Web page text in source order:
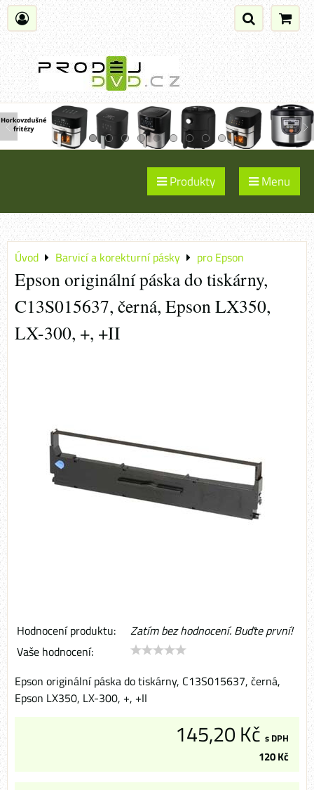
Produkty Menu
Úvod Barvicí a korekturní pásky pro Epson
Epson originální páska do tiskárny,
C13S015637, černá, Epson LX350,
LX-300, +, +II
Hodnocení produktu:
Zatím bez hodnocení. Buďte první!
Vaše hodnocení:
Epson originální páska do tiskárny, C13S015637, černá,
Epson LX350, LX-300, +, +II
145,20 Kč s DPH
120 Kč